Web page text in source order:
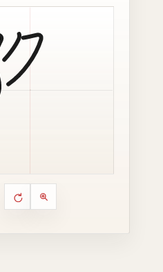
Kontrol animasi urutan
Putar ulang animasi
Perbesar animasi